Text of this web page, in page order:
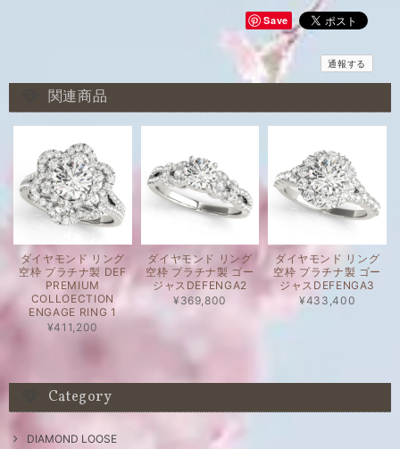
Save
通報する
関連商品
ダイヤモンド リング
空枠 プラチナ製 DEF
PREMIUM
COLLOECTION
ENGAGE RING 1
¥411,200
ダイヤモンド リング
空枠 プラチナ製 ゴー
ジャスDEFENGA2
¥369,800
ダイヤモンド リング
空枠 プラチナ製 ゴー
ジャスDEFENGA3
¥433,400
Category
DIAMOND LOOSE